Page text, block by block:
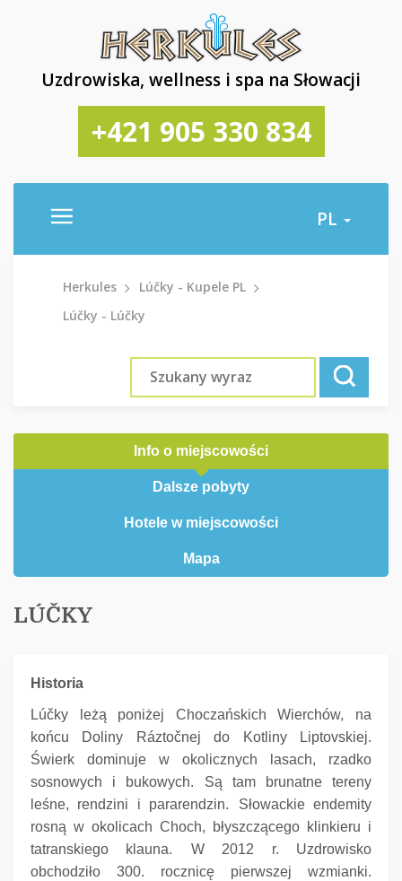
Uzdrowiska, wellness i spa na Słowacji
+421 905 330 834
PL
Herkules
Lúčky - Kupele PL
Lúčky - Lúčky
Info o miejscowości
Dalsze pobyty
Hotele w miejscowości
Mapa
LÚČKY
Historia
Lúčky leżą poniżej Choczańskich Wierchów, na
końcu Doliny Ráztočnej do Kotliny Liptovskiej.
Świerk dominuje w okolicznych lasach, rzadko
sosnowych i bukowych.
Są tam brunatne tereny
leśne, rendzini i pararendzin.
Słowackie endemity
rosną w okolicach Choch, błyszczącego klinkieru i
tatranskiego klauna.
W 2012 r. Uzdrowisko
obchodziło 300. rocznicę pierwszej wzmianki.